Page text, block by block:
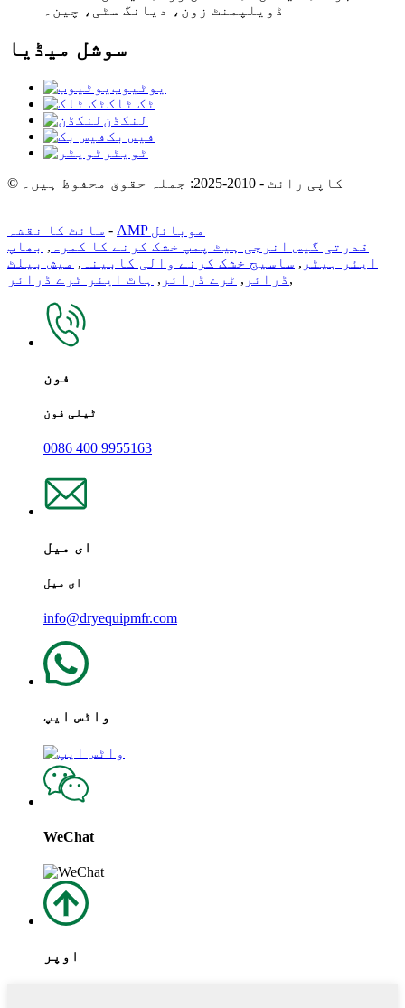
ڈویلپمنٹ زون، دیانگ سٹی، چین۔
سوشل میڈیا
یوٹیوب
ٹک ٹاک
لنکڈن
فیس بک
ٹویٹر
© کاپی رائٹ - 2010-2025: جملہ حقوق محفوظ ہیں۔
سائٹ کا نقشہ -
AMP موبائل
قدرتی گیس انرجی ہیٹ پمپ خشک کرنے کا کمرہ , بھاپ
ایئر ہیٹر , ساسیج خشک کرنے والی کابینہ , میش بیلٹ
ڈرائر , ٹرے ڈرائر , ہاٹ ایئر ٹرے ڈرائر ,
فون
ٹیلی فون
0086 400 9955163
ای میل
ای میل
info@dryequipmfr.com
واٹس ایپ
WeChat
اوپر